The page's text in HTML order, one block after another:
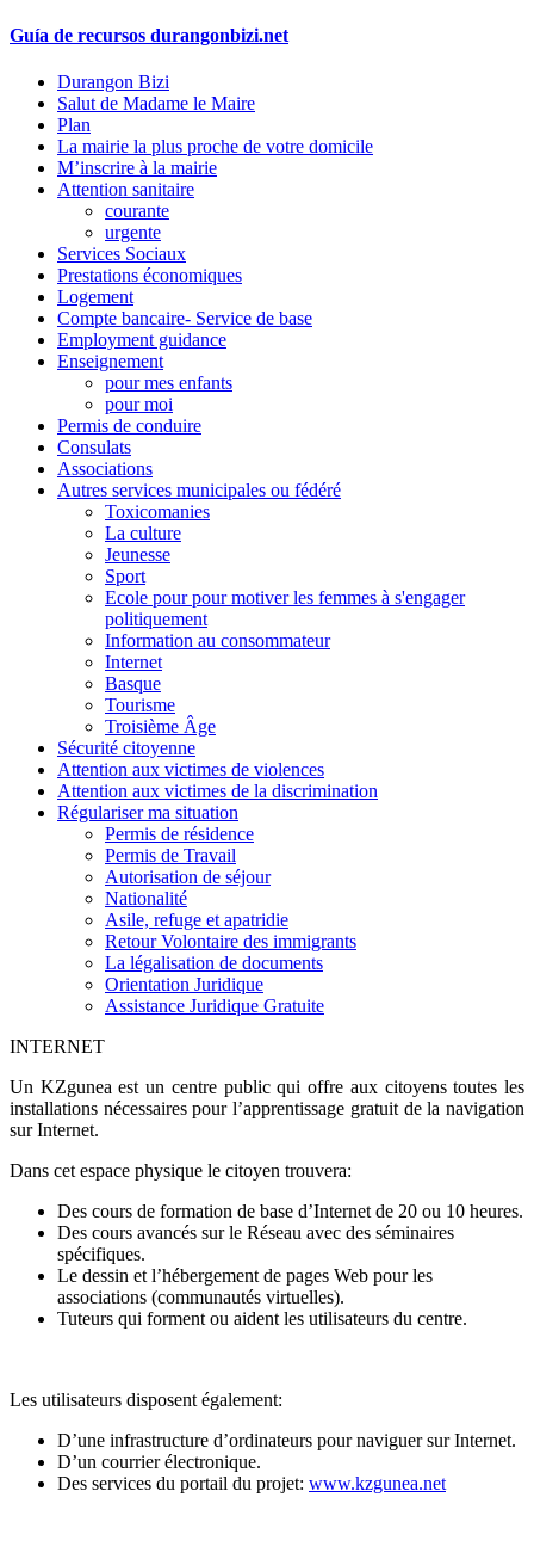
Guía de recursos durangonbizi.net
Durangon Bizi
Salut de Madame le Maire
Plan
La mairie la plus proche de votre domicile
M’inscrire à la mairie
Attention sanitaire
courante
urgente
Services Sociaux
Prestations économiques
Logement
Compte bancaire- Service de base
Employment guidance
Enseignement
pour mes enfants
pour moi
Permis de conduire
Consulats
Associations
Autres services municipales ou fédéré
Toxicomanies
La culture
Jeunesse
Sport
Ecole pour pour motiver les femmes à s'engager
politiquement
Information au consommateur
Internet
Basque
Tourisme
Troisième Âge
Sécurité citoyenne
Attention aux victimes de violences
Attention aux victimes de la discrimination
Régulariser ma situation
Permis de résidence
Permis de Travail
Autorisation de séjour
Nationalité
Asile, refuge et apatridie
Retour Volontaire des immigrants
La légalisation de documents
Orientation Juridique
Assistance Juridique Gratuite
INTERNET
Un KZgunea est un centre public qui offre aux citoyens toutes les
installations nécessaires pour l’apprentissage gratuit de la navigation
sur Internet.
Dans cet espace physique le citoyen trouvera:
Des cours de formation de base d’Internet de 20 ou 10 heures.
Des cours avancés sur le Réseau avec des séminaires
spécifiques.
Le dessin et l’hébergement de pages Web pour les
associations (communautés virtuelles).
Tuteurs qui forment ou aident les utilisateurs du centre.
Les utilisateurs disposent également:
D’une infrastructure d’ordinateurs pour naviguer sur Internet.
D’un courrier électronique.
Des services du portail du projet: www.kzgunea.net